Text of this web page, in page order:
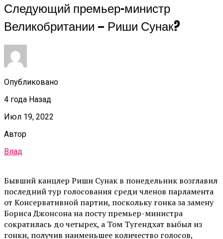
Следующий премьер-министр
Великобритании — Риши Сунак?
Опубликовано
4 года Назад
Июл 19, 2022
Автор
Влад
Бывший канцлер Риши Сунак в понедельник возглавил
последний тур голосования среди членов парламента
от Консервативной партии, поскольку гонка за замену
Бориса Джонсона на посту премьер-министра
сократилась до четырех, а Том Тугендхат выбыл из
гонки, получив наименьшее количество голосов,